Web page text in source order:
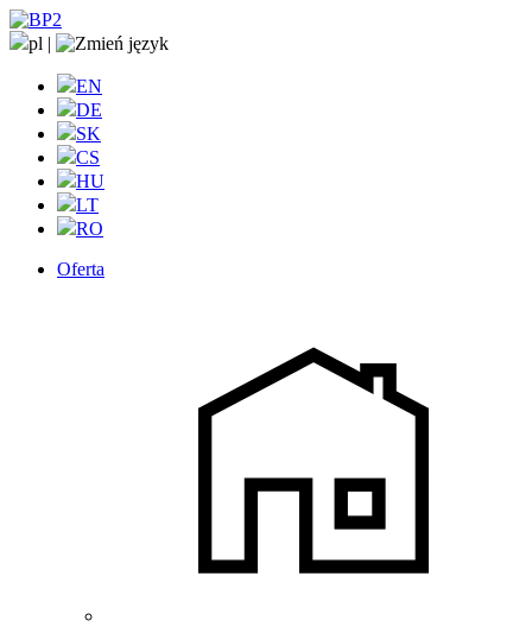
pl |
EN
DE
SK
CS
HU
LT
RO
Oferta